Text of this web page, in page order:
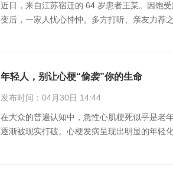
近日，来自江苏宿迁的 64 岁患者王某。因饱
变后，一家人忧心忡忡。多方打听、亲友力荐
年轻人，别让心梗“偷袭”你的生命
发布时间：04月30日 14:44
在大众的普遍认知中，急性心肌梗死似乎是老
逐渐被现实打破。心梗发病呈现出明显的年轻